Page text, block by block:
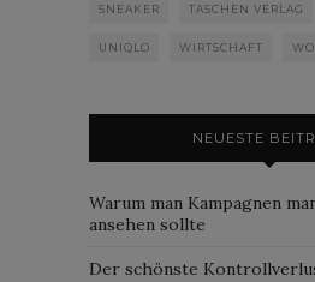
SNEAKER TASCHEN VERLAG
UNIQLO WIRTSCHAFT
NEUESTE
Warum man Kampagnen
ansehen sollte
Der schönste